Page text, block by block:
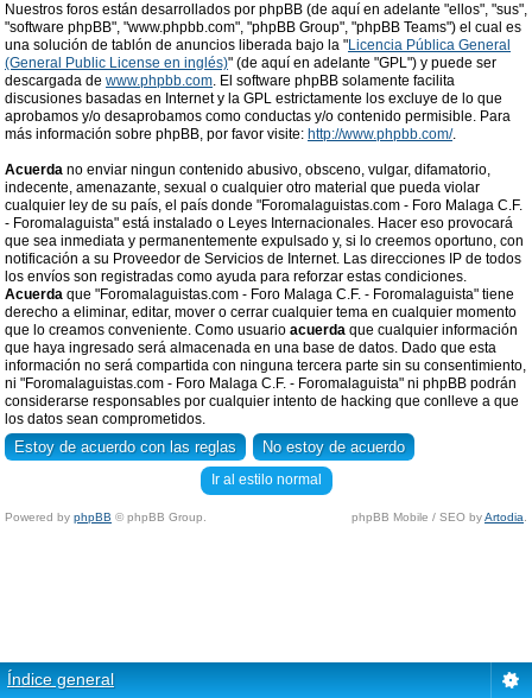
Nuestros foros están desarrollados por phpBB (de aquí en adelante "ellos", "sus",
"software phpBB", "www.phpbb.com", "phpBB Group", "phpBB Teams") el cual es
una solución de tablón de anuncios liberada bajo la "Licencia Pública General
(General Public License en inglés)" (de aquí en adelante "GPL") y puede ser
descargada de www.phpbb.com. El software phpBB solamente facilita
discusiones basadas en Internet y la GPL estrictamente los excluye de lo que
aprobamos y/o desaprobamos como conductas y/o contenido permisible. Para
más información sobre phpBB, por favor visite: http://www.phpbb.com/.
Acuerda no enviar ningun contenido abusivo, obsceno, vulgar, difamatorio,
indecente, amenazante, sexual o cualquier otro material que pueda violar
cualquier ley de su país, el país donde "Foromalaguistas.com - Foro Malaga C.F.
- Foromalaguista" está instalado o Leyes Internacionales. Hacer eso provocará
que sea inmediata y permanentemente expulsado y, si lo creemos oportuno, con
notificación a su Proveedor de Servicios de Internet. Las direcciones IP de todos
los envíos son registradas como ayuda para reforzar estas condiciones.
Acuerda que "Foromalaguistas.com - Foro Malaga C.F. - Foromalaguista" tiene
derecho a eliminar, editar, mover o cerrar cualquier tema en cualquier momento
que lo creamos conveniente. Como usuario acuerda que cualquier información
que haya ingresado será almacenada en una base de datos. Dado que esta
información no será compartida con ninguna tercera parte sin su consentimiento,
ni "Foromalaguistas.com - Foro Malaga C.F. - Foromalaguista" ni phpBB podrán
considerarse responsables por cualquier intento de hacking que conlleve a que
los datos sean comprometidos.
Ir al estilo normal
Powered by phpBB © phpBB Group. phpBB Mobile / SEO byArtodia
Índice general